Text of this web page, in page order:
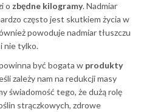
o zbędne kilogramy. Nadmiar
często jest skutkiem życia w
powoduje nadmiar tłuszczu
nie tylko.
być bogata w produkty
zależy nam na redukcji masy
świadomość tego, że dużą rolę
strączkowych, zdrowe